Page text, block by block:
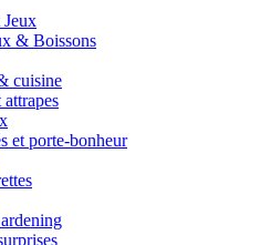
& Boissons
cuisine
attrapes
et porte-bonheur